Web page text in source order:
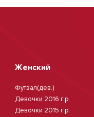
Женский
Футзал(дев.)
Девочки 2016 г.р.
Девочки 2015 г.р.